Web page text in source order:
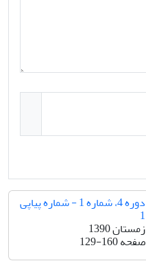
دوره 4، شماره 1 - شماره پیاپی
1
زمستان 1390
صفحه129-160